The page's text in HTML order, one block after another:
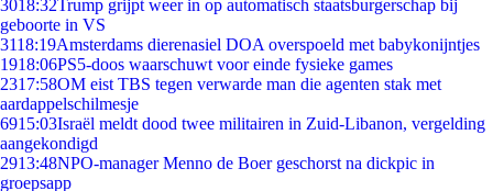
3018:32Trump grijpt weer in op automatisch staatsburgerschap bij
geboorte in VS
3118:19Amsterdams dierenasiel DOA overspoeld met babykonijntjes
1918:06PS5-doos waarschuwt voor einde fysieke games
2317:58OM eist TBS tegen verwarde man die agenten stak met
aardappelschilmesje
6915:03Israël meldt dood twee militairen in Zuid-Libanon, vergelding
aangekondigd
2913:48NPO-manager Menno de Boer geschorst na dickpic in
groepsapp